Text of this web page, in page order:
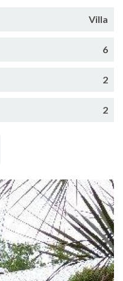
Villa
6
2
2